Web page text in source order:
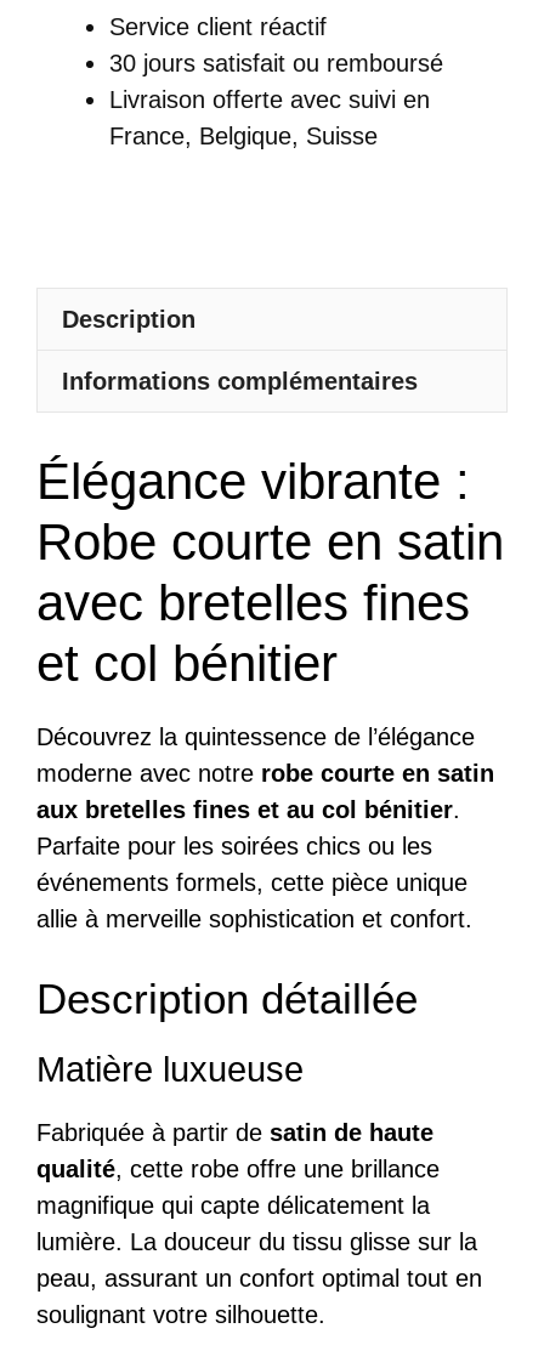
Courte
Satin
Bretelles
Fines
Service client réactif
30 jours satisfait ou remboursé
Livraison offerte avec suivi en
France, Belgique, Suisse
Description
Informations complémentaires
Élégance vibrante :
Robe courte en satin
avec bretelles fines
et col bénitier
Découvrez la quintessence de l’élégance
moderne avec notre robe courte en satin
aux bretelles fines et au col bénitier.
Parfaite pour les soirées chics ou les
événements formels, cette pièce unique
allie à merveille sophistication et confort.
Description détaillée
Matière luxueuse
Fabriquée à partir de satin de haute
qualité, cette robe offre une brillance
magnifique qui capte délicatement la
lumière. La douceur du tissu glisse sur la
peau, assurant un confort optimal tout en
soulignant votre silhouette.